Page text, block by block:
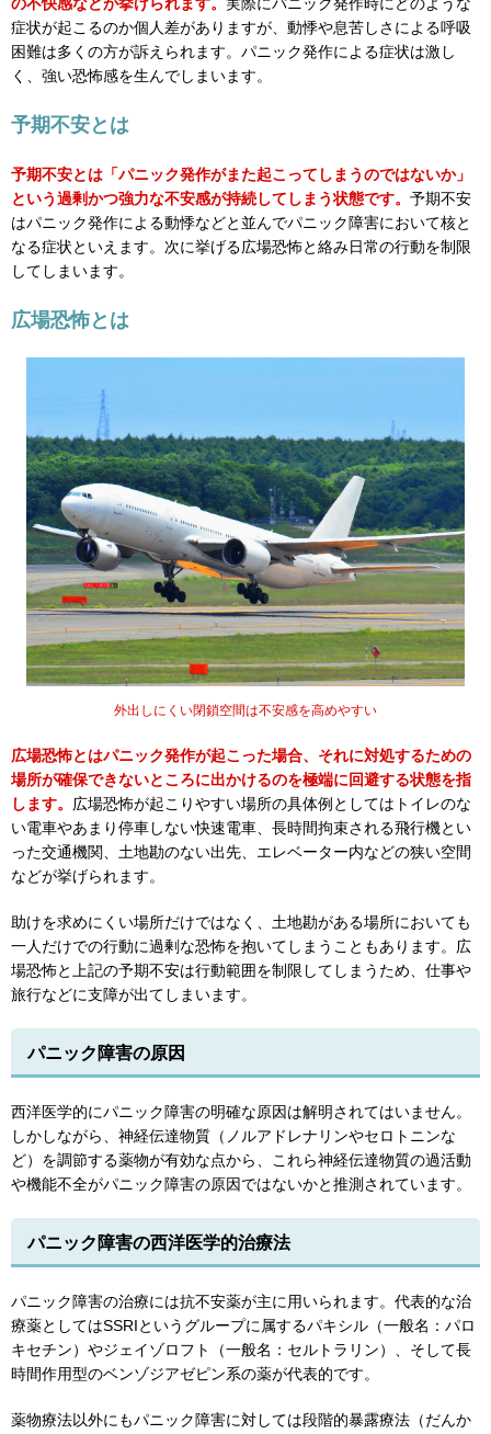
症状が起こるのか個人差がありますが、動悸や息苦しさによる呼吸
困難は多くの方が訴えられます。パニック発作による症状は激し
く、強い恐怖感を生んでしまいます。
予期不安とは
予期不安とは「パニック発作がまた起こってしまうのではないか」
という過剰かつ強力な不安感が持続してしまう状態です。 予期不安
はパニック発作による動悸などと並んでパニック障害において核と
なる症状といえます。次に挙げる広場恐怖と絡み日常の行動を制限
してしまいます。
広場恐怖とは
外出しにくい閉鎖空間は不安感を高めやすい
広場恐怖とはパニック発作が起こった場合、それに対処するための
場所が確保できないところに出かけるのを極端に回避する状態を指
します。 広場恐怖が起こりやすい場所の具体例としてはトイレのな
い電車やあまり停車しない快速電車、長時間拘束される飛行機とい
った交通機関、土地勘のない出先、エレベーター内などの狭い空間
などが挙げられます。
助けを求めにくい場所だけではなく、土地勘がある場所においても
一人だけでの行動に過剰な恐怖を抱いてしまうこともあります。広
場恐怖と上記の予期不安は行動範囲を制限してしまうため、仕事や
旅行などに支障が出てしまいます。
パニック障害の原因
西洋医学的にパニック障害の明確な原因は解明されてはいません。
しかしながら、神経伝達物質（ノルアドレナリンやセロトニンな
ど）を調節する薬物が有効な点から、これら神経伝達物質の過活動
や機能不全がパニック障害の原因ではないかと推測されています。
パニック障害の西洋医学的治療法
パニック障害の治療には抗不安薬が主に用いられます。代表的な治
療薬としてはSSRIというグループに属するパキシル（一般名：パロ
キセチン）やジェイゾロフト（一般名：セルトラリン）、そして長
時間作用型のベンゾジアゼピン系の薬が代表的です。
薬物療法以外にもパニック障害に対しては段階的暴露療法（だんか